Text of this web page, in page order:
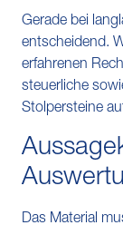
Gerade bei
entscheidend.
erfahrenen
steuerliche
Stolpersteine
Das Material